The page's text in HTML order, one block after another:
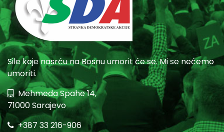
Sile koje nasrću na Bosnu umorit će se. Mi se nećemo
umoriti.
Mehmeda Spahe 14,
71000 Sarajevo
+387 33 216-906